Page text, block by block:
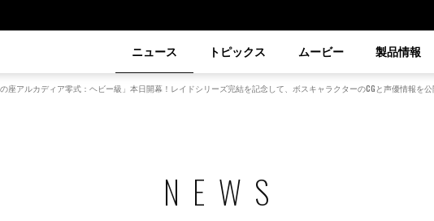
ニュース トピックス ムービー 製品情報
座アルカディア零式：ヘビー級」本日開幕！レイドシリーズ完結を記念して、ボスキャラクターのCGと声優情報を公
NEWS